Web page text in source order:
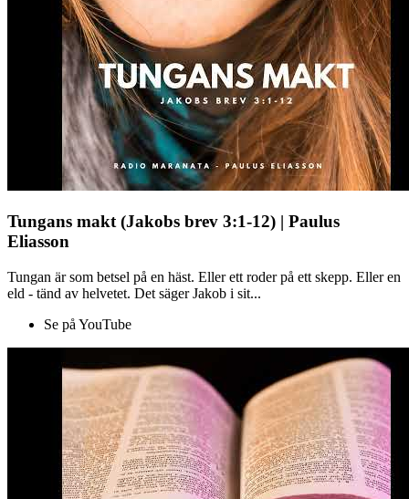
Tungans makt (Jakobs brev 3:1-12) | Paulus
Eliasson
Tungan är som betsel på en häst. Eller ett roder på ett skepp. Eller en
eld - tänd av helvetet. Det säger Jakob i sit...
Se på YouTube